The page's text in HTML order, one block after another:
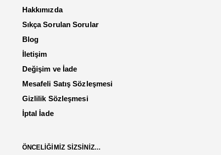
Hakkımızda
Sıkça Sorulan Sorular
Blog
İletişim
Değişim ve İade
Mesafeli Satış Sözleşmesi
Gizlilik Sözleşmesi
İptal İade
ÖNCELİĞİMİZ SİZSİNİZ...